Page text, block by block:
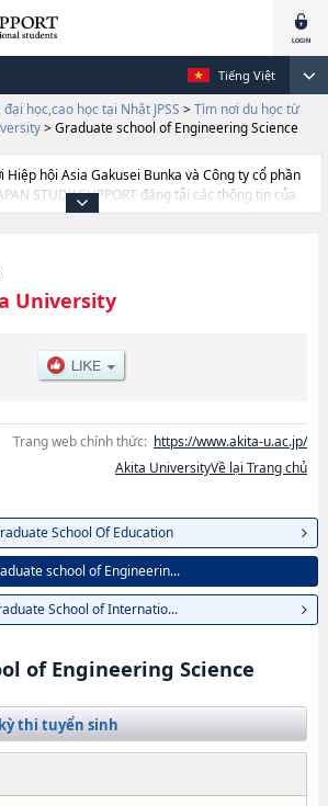
Tiếng Việt
học,cao học tại Nhật JPSS > Tìm nơi du học từ
> Graduate school of Engineering Science
hội Asia Gakusei Bunka và Công ty cổ phần
STUDY SUPPORT đăng tải các thông tin của
học, cao học, trường đại học ngắn hạn, trường
như là về các Graduate School Of
of Engineering SciencehoặcGraduate
Sciences, thông tin về từng khoa nghiên
bị, hướng dẫn địa điểm v.v...
University
Trang web chính thức: https://www.akita-u.ac.jp/
Akita UniversityVề lại Trang chủ
School Of Education
school of Engineerin...
School of Internatio...
of Engineering Science
thi tuyển sinh